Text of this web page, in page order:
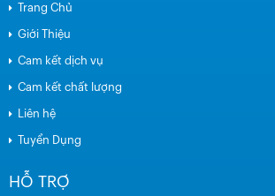
Trang Chủ
Giới Thiệu
Cam kết dịch vụ
Cam kết chất lượng
Liên hệ
Tuyển Dụng
HỖ TRỢ